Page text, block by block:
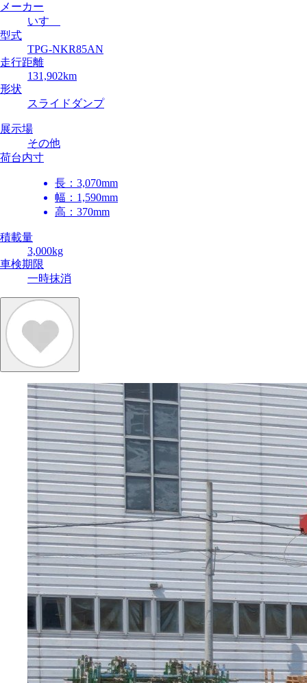
メーカー
いすゞ
型式
TPG-NKR85AN
走行距離
131,902km
形状
スライドダンプ
展示場
その他
荷台内寸
長： 3,070mm
幅： 1,590mm
高： 370mm
積載量
3,000kg
車検期限
一時抹消